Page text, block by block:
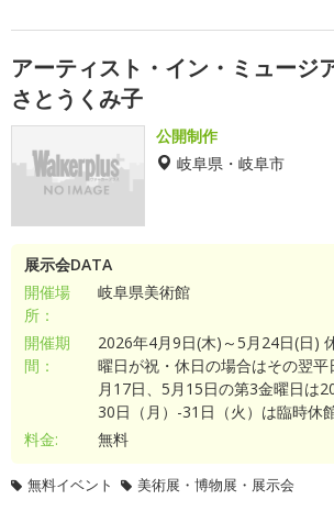
アーティスト・イン・ミュージ
さとうくみ子
公開制作
岐阜県・岐阜市
展示会DATA
開催場
所：
岐阜県美術館
開催期
間：
2026年4月9日(木)～5月24日(日)
曜日が祝・休日の場合はその翌
月17日、5月15日の第3金曜日は
30日（月）-31日（火）は臨時休館
料金:
無料
無料イベント 美術展・博物展・展示会